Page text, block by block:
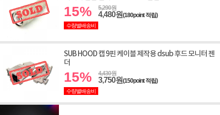
15% 5,290원
4,480원(180point 적립)
수량별배송비
SUB HOOD 캡 9핀 케이블 제작용 dsub 후드 모니터 젠
더
15% 4,430원
3,750원(150point 적립)
수량별배송비